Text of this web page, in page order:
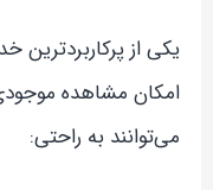
یکی از
امکان مشاهده
می‌توانند به راحتی: